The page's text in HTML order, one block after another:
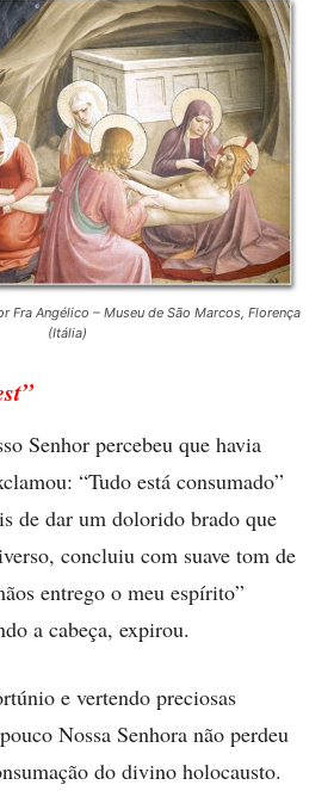
Fra Angélico – Museu de São Marcos, Florença
(Itália)
Senhor percebeu que havia
“Tudo está consumado”
de dar um dolorido brado que
concluiu com suave tom de
entrego o meu espírito”
a cabeça, expirou.
e vertendo preciosas
Nossa Senhora não perdeu
do divino holocausto.